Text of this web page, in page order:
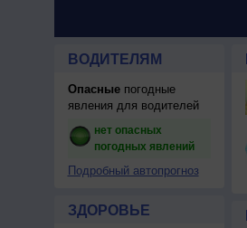
ВОДИТЕЛЯМ
Опасныепогодные
явления для водителей
нет опасных
погодных явлений
Подробный автопрогноз
ЗДОРОВЬЕ